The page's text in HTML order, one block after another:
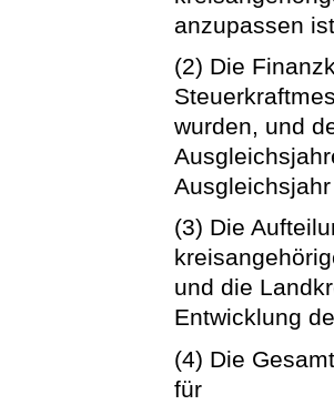
anzupassen
(2) Die
wurden, und
(3) Die
und die
Entwicklung
(4) Die
für